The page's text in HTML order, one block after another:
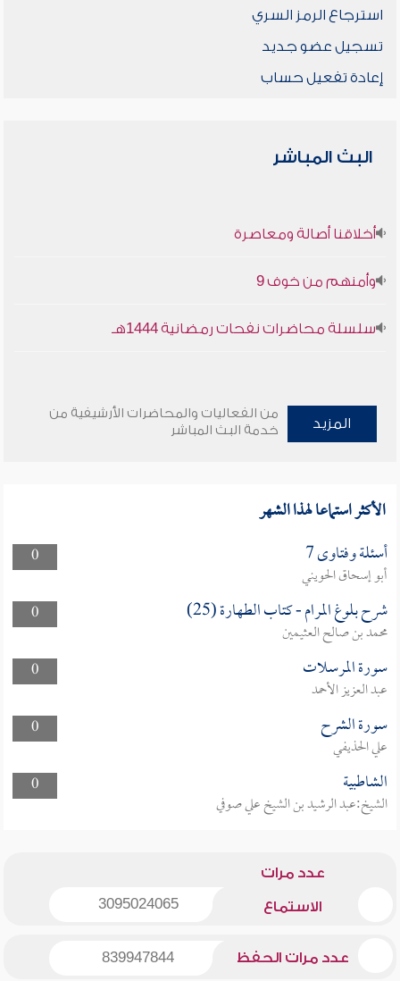
استرجاع الرمز السري
تسجيل عضو جديد
إعادة تفعيل حساب
البث المباشر
أخلاقنا أصالة ومعاصرة
وأمنهم من خوف 9
سلسلة محاضرات نفحات رمضانية 1444هـ
المزيد
من الفعاليات والمحاضرات الأرشيفية من
خدمة البث المباشر
الأكثر استماعا لهذا الشهر
0 أسئلة وفتاوى 7
أبو إسحاق الحويني
0
شرح بلوغ المرام - كتاب الطهارة (25)
محمد بن صالح العثيمين
0
سورة المرسلات
عبد العزيز الأحمد
0
سورة الشرح
علي الحذيفي
0
الشاطبية
الشيخ:عبد الرشيد بن الشيخ علي صوفي
عدد مرات
الاستماع 3095024065
عدد مرات الحفظ 839947844